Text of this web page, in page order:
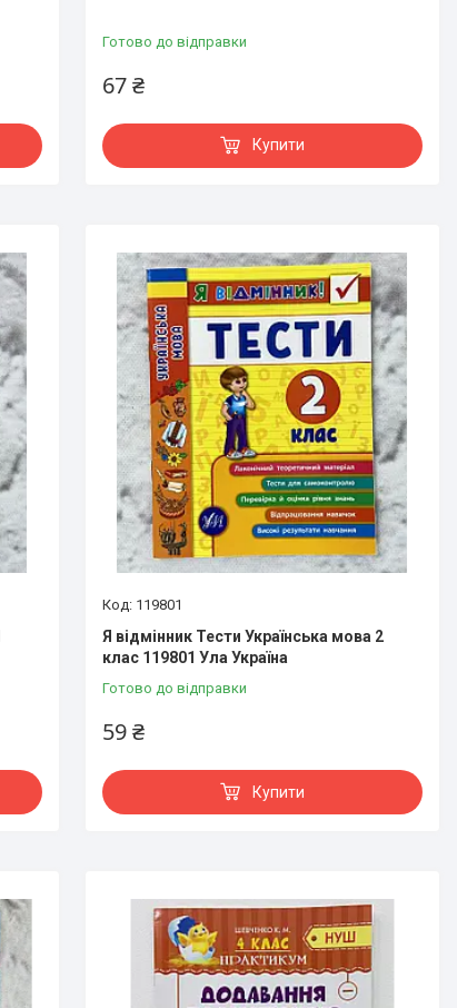
Готово до відправки
67 ₴
Купити
119801
Я відмінник Тести Українська мова 2
клас 119801 Ула Україна
Готово до відправки
59 ₴
Купити